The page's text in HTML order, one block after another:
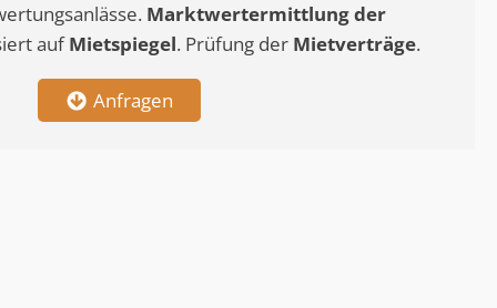
Marktwertermittlungder
aufMietspiegel. Prüfung der Mietverträge.
Anfragen